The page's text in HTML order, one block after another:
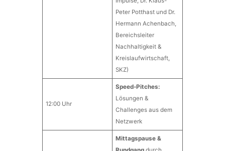
Peter Potthast und Dr.
Hermann Achenbach,
Bereichsleiter
Nachhaltigkeit &
Kreislaufwirtschaft,
SKZ)
12:00 Uhr
Speed-Pitches:
Lösungen &
Challenges aus dem
Netzwerk
Mittagspause &